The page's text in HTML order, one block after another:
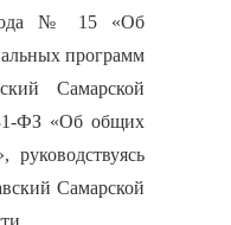
года № 15 «Об
программ
Самарской
ФЗ «Об общих
Самарской